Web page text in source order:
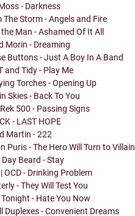
- Darkness
The Storm - Angels and Fire
Man - Ashamed Of It All
Morin - Dreaming
Buttons - Just A Boy In A Band
and Tidy - Play Me
Torches - Opening Up
Skies - Back To You
500 - Passing Signs
- LAST HOPE
Martin - 222
Puris - The Hero Will Turn to Villain
Day Beard - Stay
OCD - Drinking Problem
- They Will Test You
Tonight - Hate You Now
Duplexes - Convenient Dreams